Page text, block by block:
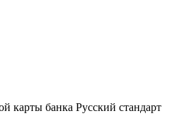
карты банка Русский стандарт